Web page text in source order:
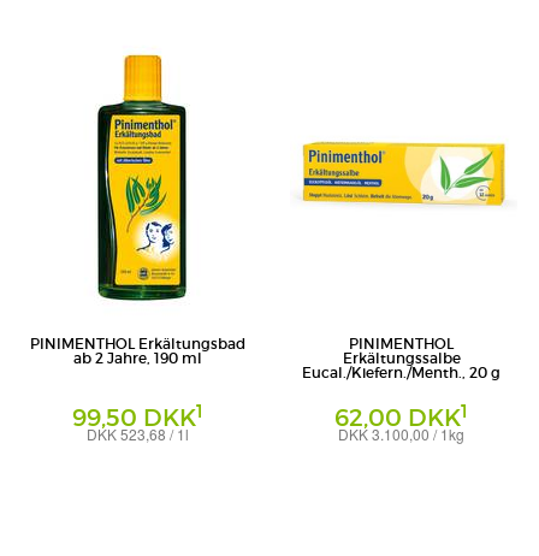
PINIMENTHOL Erkältungsbad
ab 2 Jahre, 190 ml
99,50 DKK1
DKK 523,68 / 1l
PINIMENTHOL
Erkältungssalbe
Eucal./Kiefern./Menth., 20 g
62,00 DKK1
DKK 3.100,00 / 1kg